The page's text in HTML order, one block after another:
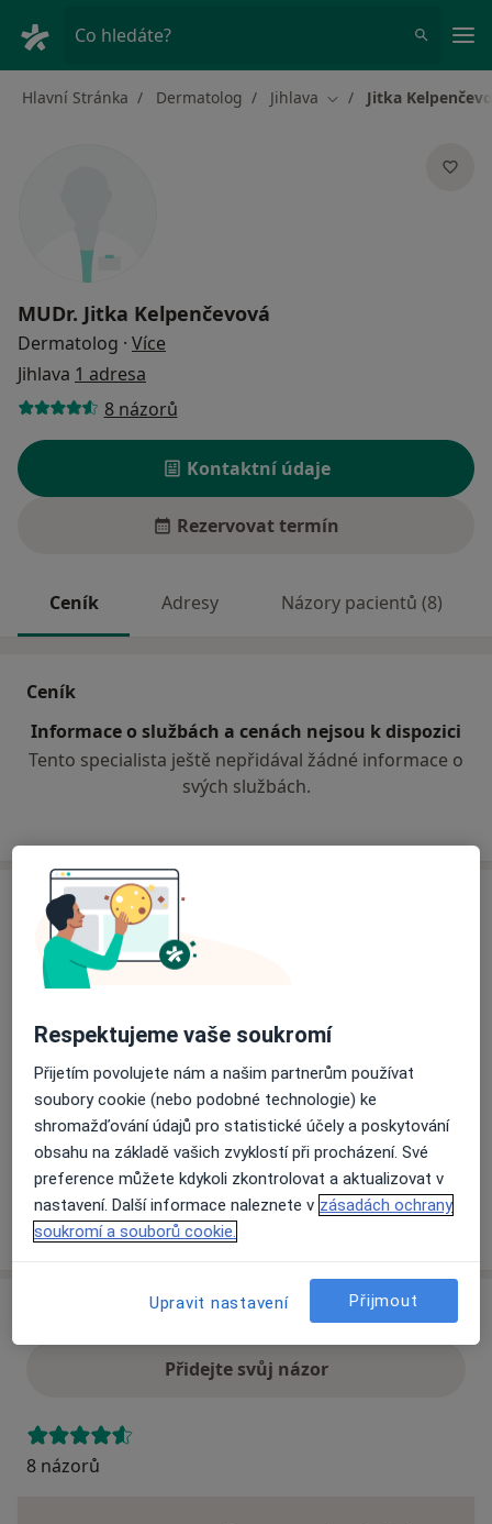
Co hledáte?
Hlavní Stránka Dermatolog Jihlava Změna města
Jitka
MUDr. Jitka Kelpenčevová
Dermatolog · Více
Jihlava 1 adresa
8 názorů
Kontaktní údaje
Rezervovat termín
Ceník Adresy Názory pacientů (8)
Ceník
Informace o službách a cenách nejsou k dispozici
Tento specialista ještě nepřidával žádné informace o
svých službách.
Adresa
Ambulance pro nemoci kožní a pohlavní
Vrchlického 57,
Přiblížit mapuse otevře v nové záložce
Dostupnost
Na této adrese online kalendář není aktivní
Co mám v takové situaci udělat?
Více
Přidejte svůj názor
8 názorů
Respektujeme vaše soukromí
Přijetím povolujete nám a našim partnerům používat
soubory cookie (nebo podobné technologie) ke
shromažďování údajů pro statistické účely a poskytování
obsahu na základě vašich zvyklostí při procházení. Své
preference můžete kdykoli zkontrolovat a aktualizovat v
nastavení. Další informace naleznete v zásadách ochrany
soukromí a souborů cookie.
Upravit nastavení Přijmout